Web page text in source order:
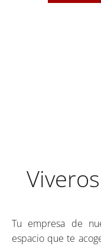
Tu empresa de
espacio que te